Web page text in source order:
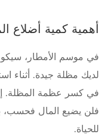
أهمية كمية أضلاع
في موسم الأمطار، سيكون
لديك مظلة جيدة. أثناء
في كسر عظمة المظلة.
فلن يضيع المال فحسب،
للحياة.